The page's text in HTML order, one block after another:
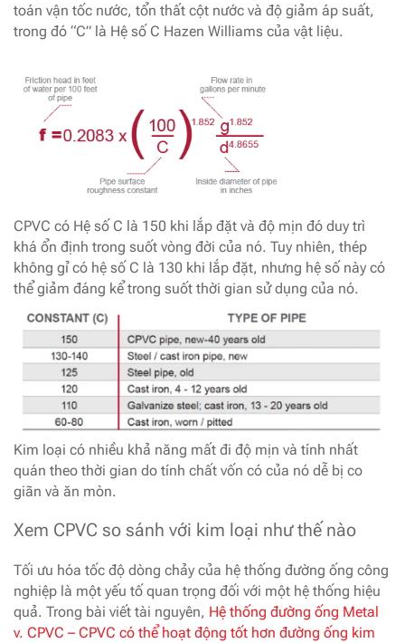
toán vận tốc nước, tổn thất cột nước và độ giảm áp suất,
trong đó “C” là Hệ số C Hazen Williams của vật liệu.
CPVC có Hệ số C là 150 khi lắp đặt và độ mịn đó duy trì
khá ổn định trong suốt vòng đời của nó. Tuy nhiên, thép
không gỉ có hệ số C là 130 khi lắp đặt, nhưng hệ số này có
thể giảm đáng kể trong suốt thời gian sử dụng của nó.
Kim loại có nhiều khả năng mất đi độ mịn và tính nhất
quán theo thời gian do tính chất vốn có của nó dễ bị co
giãn và ăn mòn.
Xem CPVC so sánh với kim loại như thế nào
Tối ưu hóa tốc độ dòng chảy của hệ thống đường ống công
nghiệp là một yếu tố quan trọng đối với một hệ thống hiệu
quả. Trong bài viết tài nguyên, Hệ thống đường ống Metal
v. CPVC – CPVC có thể hoạt động tốt hơn đường ống kim